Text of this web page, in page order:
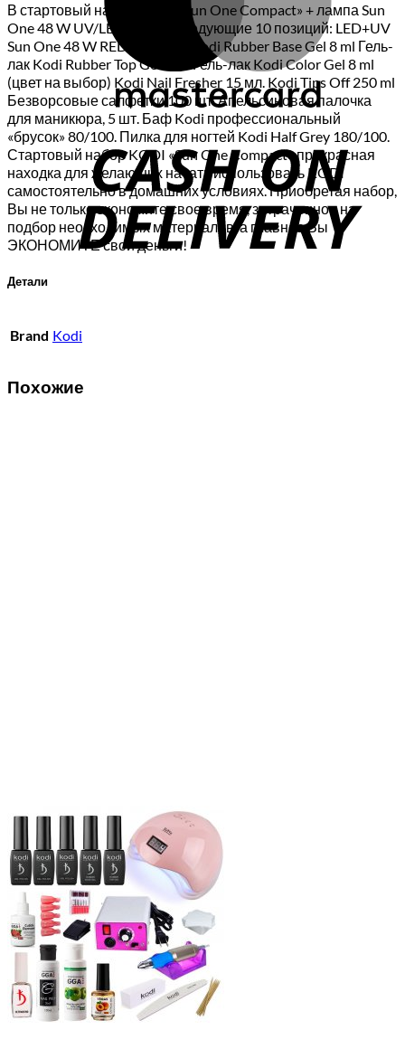
В стартовый набор KODI «Sun One Compact» + лампа Sun
One 48 W UV/LED вошли следующие 10 позиций: LED+UV
Sun One 48 W RED Гель-лак Kodi Rubber Base Gel 8 ml Гель-
лак Kodi Rubber Top Gel 8 ml Гель-лак Kodi Color Gel 8 ml
(цвет на выбор) Kodi Nail Fresher 15 мл. Kodi Tips Off 250 ml
Безворсовые салфетки 100 шт. Апельсиновая палочка
для маникюра, 5 шт. Баф Kodi профессиональный
«брусок» 80/100. Пилка для ногтей Kodi Half Grey 180/100.
Стартовый набор KODI «Sun One Compact» прекрасная
находка для желающих начать использовать KODI
самостоятельно в домашних условиях. Приобретая набор,
Вы не только экономите свое время, затраченное на
подбор необходимых материалов, а главное Вы
ЭКОНОМИТЕ свои деньги!
Детали
Brand Kodi
Похожие